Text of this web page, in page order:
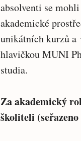
absolventi se
akademické
unikátních kurzů a
hlavičkou MUNI
studia.
Za akademický
školiteli